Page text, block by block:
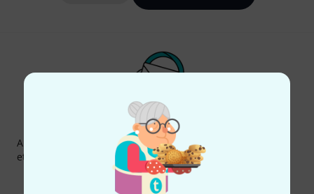
Thomann Newsletter
Abonniere den Thomann Newsletter und gewinne mit
etwas Glück einen von
50 Gutscheinenüber jeweils
Inspirierende Beiträge
Deals